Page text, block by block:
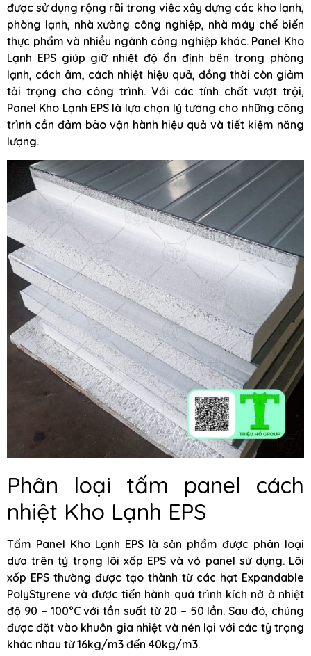
được sử dụng rộng rãi trong việc xây dựng các kho lạnh,
phòng lạnh, nhà xưởng công nghiệp, nhà máy chế biến
thực phẩm và nhiều ngành công nghiệp khác. Panel Kho
Lạnh EPS giúp giữ nhiệt độ ổn định bên trong phòng
lạnh, cách âm, cách nhiệt hiệu quả, đồng thời còn giảm
tải trọng cho công trình. Với các tính chất vượt trội,
Panel Kho Lạnh EPS là lựa chọn lý tưởng cho những công
trình cần đảm bảo vận hành hiệu quả và tiết kiệm năng
lượng.
Phân loại tấm panel cách
nhiệt Kho Lạnh EPS
Tấm Panel Kho Lạnh EPS là sản phẩm được phân loại
dựa trên tỷ trọng lõi xốp EPS và vỏ panel sử dụng. Lõi
xốp EPS thường được tạo thành từ các hạt Expandable
PolyStyrene và được tiến hành quá trình kích nở ở nhiệt
độ 90 – 100°C với tần suất từ 20 – 50 lần. Sau đó, chúng
được đặt vào khuôn gia nhiệt và nén lại với các tỷ trọng
khác nhau từ 16kg/m3 đến 40kg/m3.